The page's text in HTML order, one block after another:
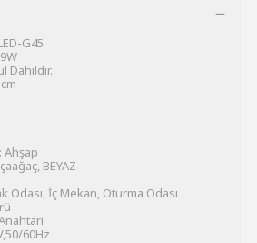
G45
Dahildir.
Ahşap
BEYAZ
Odası, İç Mekan, Oturma Odası
60Hz